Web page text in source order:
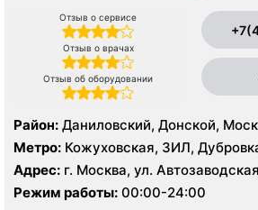
Отзыв о сервисе
Отзыв о врачах
Отзыв об оборудовании
Район: Даниловский, Донской,
Нагатино-Садовники, Нагатинский
Метро: Кожуховская, ЗИЛ,
Нагатинская, Технопарк, Тульская,
Адрес: г. Москва, ул.
Режим работы: 00:00-24:00